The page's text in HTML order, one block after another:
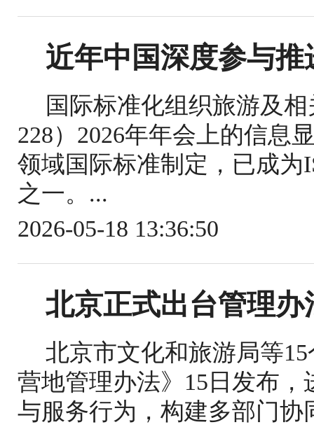
近年中国深度参与
国际标准化组织旅游及
228）2026年年会上的信息
领域国际标准制定，已成为
之一。...
2026-05-18 13:36:50
北京正式出台管理
北京市文化和旅游局等
营地管理办法》15日发布
与服务行为，构建多部门